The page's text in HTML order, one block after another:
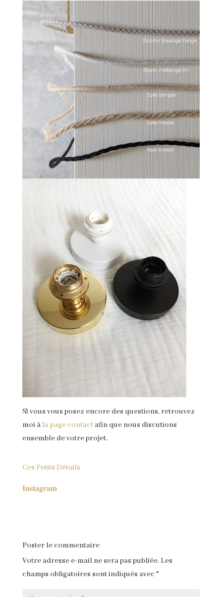
Si vous vous posez encore des questions, retrouvez
moi à la page contact afin que nous discutions
ensemble de votre projet.
Ces Petits Détails
𝐈𝐧𝐬𝐭𝐚𝐠𝐫𝐚𝐦
Poster le commentaire
Votre adresse e-mail ne sera pas publiée. Les
champs obligatoires sont indiqués avec *